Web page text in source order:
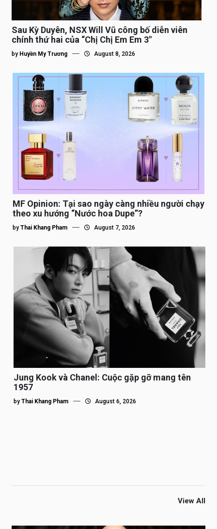
Sau Kỳ Duyên, NSX Will Vũ công bố diễn viên
chính thứ hai của “Chị Chị Em Em 3″
by Huyền My Trương August 8, 2026
MF Opinion: Tại sao ngày càng nhiều người chạy
theo xu hướng “Nước hoa Dupe”?
by Thai Khang Pham August 7, 2026
Jung Kook và Chanel: Cuộc gặp gỡ mang tên
1957
by Thai Khang Pham August 6, 2026
View All